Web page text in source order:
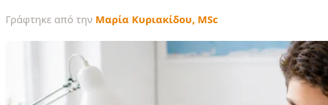
Γράφτηκε από την Μαρία Κυριακίδου, MSc